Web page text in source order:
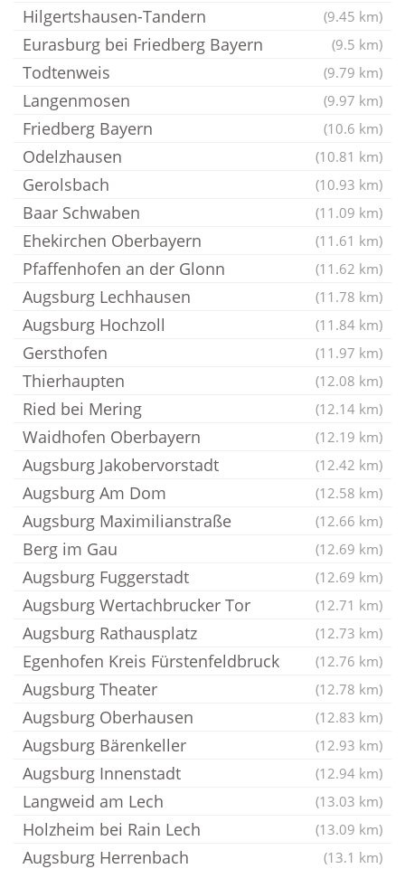
Hilgertshausen-Tandern (9.45 km)
Eurasburg bei Friedberg Bayern (9.5 km)
Todtenweis (9.79 km)
Langenmosen (9.97 km)
Friedberg Bayern (10.6 km)
Odelzhausen (10.81 km)
Gerolsbach (10.93 km)
Baar Schwaben (11.09 km)
Ehekirchen Oberbayern (11.61 km)
Pfaffenhofen an der Glonn (11.62 km)
Augsburg Lechhausen (11.78 km)
Augsburg Hochzoll (11.84 km)
Gersthofen (11.97 km)
Thierhaupten (12.08 km)
Ried bei Mering (12.14 km)
Waidhofen Oberbayern (12.19 km)
Augsburg Jakobervorstadt (12.42 km)
Augsburg Am Dom (12.58 km)
Augsburg Maximilianstraße (12.66 km)
Berg im Gau (12.69 km)
Augsburg Fuggerstadt (12.69 km)
Augsburg Wertachbrucker Tor (12.71 km)
Augsburg Rathausplatz (12.73 km)
Egenhofen Kreis Fürstenfeldbruck (12.76 km)
Augsburg Theater (12.78 km)
Augsburg Oberhausen (12.83 km)
Augsburg Bärenkeller (12.93 km)
Augsburg Innenstadt (12.94 km)
Langweid am Lech (13.03 km)
Holzheim bei Rain Lech (13.09 km)
Augsburg Herrenbach (13.1 km)